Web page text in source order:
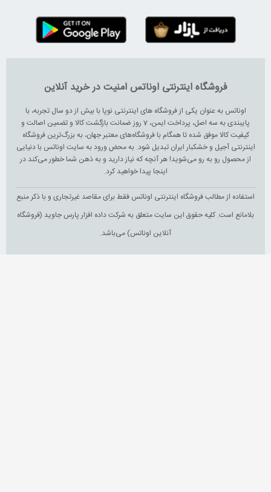
فروشگاه اینترنتی اوناتس امنیت در خرید آنلاین
اوناتس به عنوان یکی از فروشگاه های اینترنتی نوپا با بیش از دو سال تجربه، با
پایبندی به سه اصل، پرداخت ایمن، 7 روز ضمانت بازگشت کالا و تضمین اصالت و
کیفیت کالا موفق شده تا همگام با فروشگاه‌های معتبر جهان، به بزرگ‌ترین فروشگاه
اینترنتی آجیل و خشکبار ایران تبدیل شود. به محض ورود به سایت اوناتس با دنیایی
از محصول رو به رو می‌شوید! هر آنچه که نیاز دارید و به ذهن شما خطور می‌کند در
اینجا پیدا خواهید کرد.
استفاده از مطالب فروشگاه اینترنتی اوناتس فقط برای مقاصد غیرتجاری و با ذکر منبع
بلامانع است. کلیه حقوق این سایت متعلق به شرکت داده افزار پارس جاوید (فروشگاه
آنلاین اوناتس) می‌باشد.